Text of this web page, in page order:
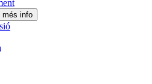
més info